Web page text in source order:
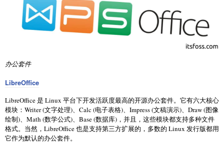
办公套件
LibreOffice
LibreOffice 是 Linux 平台下开发活跃度最高的开源办公套件。它有六大核心
模块：Writer (文字处理)、Calc (电子表格)、Impress (文稿演示)、Draw (图像
绘制)、Math (数学公式)、Base (数据库)，并且，这些模块都支持多种文件
格式。当然，LibreOffice 也是支持第三方扩展的，多数的 Linux 发行版都用
它作为默认的办公套件。